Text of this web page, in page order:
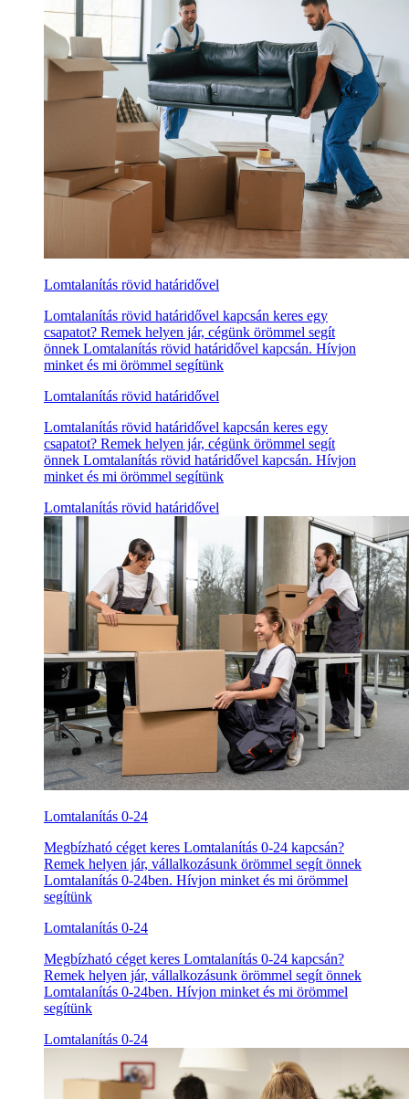
Lomtalanítás rövid határidővel
Lomtalanítás rövid határidővel kapcsán keres egy
csapatot? Remek helyen jár, cégünk örömmel segít
önnek Lomtalanítás rövid határidővel kapcsán. Hívjon
minket és mi örömmel segítünk
Lomtalanítás rövid határidővel
Lomtalanítás rövid határidővel kapcsán keres egy
csapatot? Remek helyen jár, cégünk örömmel segít
önnek Lomtalanítás rövid határidővel kapcsán. Hívjon
minket és mi örömmel segítünk
Lomtalanítás rövid határidővel
Lomtalanítás 0-24
Megbízható céget keres Lomtalanítás 0-24 kapcsán?
Remek helyen jár, vállalkozásunk örömmel segít önnek
Lomtalanítás 0-24ben. Hívjon minket és mi örömmel
segítünk
Lomtalanítás 0-24
Megbízható céget keres Lomtalanítás 0-24 kapcsán?
Remek helyen jár, vállalkozásunk örömmel segít önnek
Lomtalanítás 0-24ben. Hívjon minket és mi örömmel
segítünk
Lomtalanítás 0-24